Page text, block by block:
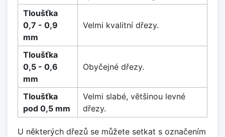
Tloušťka
0,7 - 0,9
mm
Velmi kvalitní dřezy.
Tloušťka
0,5 - 0,6
mm
Obyčejné dřezy.
Tloušťka
pod 0,5 mm
Velmi slabé, většinou levné
dřezy.
U některých dřezů se můžete setkat s označením